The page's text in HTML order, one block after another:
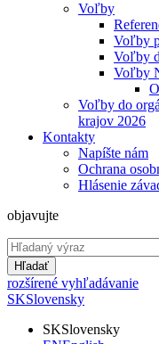
Voľby
Voľby
Voľby
Voľby
Voľby do
krajov 2026
Kontakty
Napíšte nám
Ochrana
Hlásenie
objavujte
Hľadať
rozšírené vyhľadávanie
SKSlovensky
SKSlovensky